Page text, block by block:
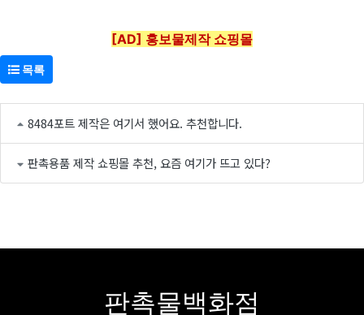
[AD] 홍보물제작 쇼핑몰
목록
8484포트 제작은 여기서 했어요. 추천합니다.
판촉용품 제작 쇼핑몰 추천, 요즘 여기가 뜨고 있다?
판촉물백화점